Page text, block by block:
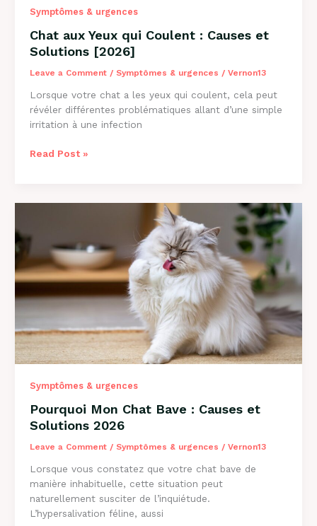
Symptômes & urgences
Chat aux Yeux qui Coulent : Causes et
Solutions [2026]
Leave a Comment / Symptômes & urgences / Vernon13
Lorsque votre chat a les yeux qui coulent, cela peut
révéler différentes problématiques allant d’une simple
irritation à une infection
Chat
Causes
et
Solutions
[2026]
Read Post »
Symptômes & urgences
Pourquoi Mon Chat Bave : Causes et
Solutions 2026
Leave a Comment / Symptômes & urgences / Vernon13
Lorsque vous constatez que votre chat bave de
manière inhabituelle, cette situation peut
naturellement susciter de l’inquiétude.
L’hypersalivation féline, aussi